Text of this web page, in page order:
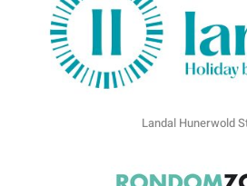
Landal Hunerwold